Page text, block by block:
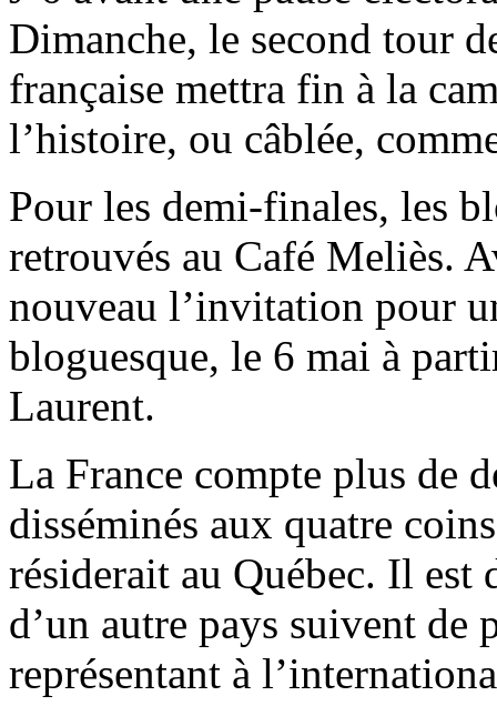
Dimanche, le second tour
française mettra fin à la
l’histoire, ou câblée,
Pour les demi-finales, les
retrouvés au Café Meliès.
nouveau l’invitation pour
bloguesque, le 6 mai à
Laurent.
La France compte plus de
disséminés aux quatre
résiderait au Québec. Il est
d’un autre pays suivent de
représentant à